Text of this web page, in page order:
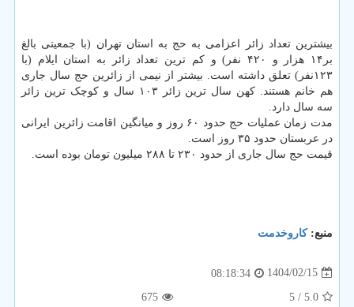
بیشترین تعداد زائر اعزامی به حج به استان تهران (با جمعیتی بالغ
بر۱۴ هزار و ۴۲۰ نفر) و کم ترین تعداد زائر به استان ایلام (با
۱۲۳نفر) تعلق داشته است. بیشتر از نیمی از زائرین حج سال جاری
هم خانم هستند. کهن سال ترین زائر ۱۰۳ سال و کوچک ترین زائر
سه سال دارد.
مدت زمان عملیات حج حدود ۶۰ روز و میانگین اقامت زائرین ایرانی
در عربستان حدود ۳۵ روز است.
قیمت حج سال جاری از حدود ۲۳۰ تا ۲۸۸ میلیون تومان بوده است.
منبع:كاروخدمت
1404/02/15
08:18:34
5.0
/ 5
675